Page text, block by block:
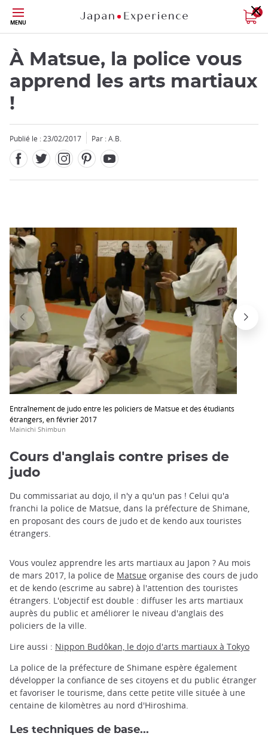
Skip
to
main
content
MENU
0
À Matsue, la police vous
apprend les arts martiaux
!
Publié le : 23/02/2017 Par : A.B.
Entraînement de judo entre les policiers de Matsue et des étudiants
étrangers, en février 2017
Mainichi Shimbun
Fermer
Cours d'anglais contre prises de
judo
Du commissariat au dojo, il n'y a qu'un pas ! Celui qu'a
franchi la police de Matsue, dans la préfecture de Shimane,
en proposant des cours de judo et de kendo aux touristes
étrangers.
Vous voulez apprendre les arts martiaux au Japon ? Au mois
de mars 2017, la police de Matsue organise des cours de judo
et de kendo (escrime au sabre) à l'attention des touristes
étrangers. L'objectif est double : diffuser les arts martiaux
auprès du public et améliorer le niveau d'anglais des
policiers de la ville.
Lire aussi : Nippon Budôkan, le dojo d'arts martiaux à Tokyo
La police de la préfecture de Shimane espère également
développer la confiance de ses citoyens et du public étranger
et favoriser le tourisme, dans cette petite ville située à une
centaine de kilomètres au nord d'Hiroshima.
Les techniques de base...